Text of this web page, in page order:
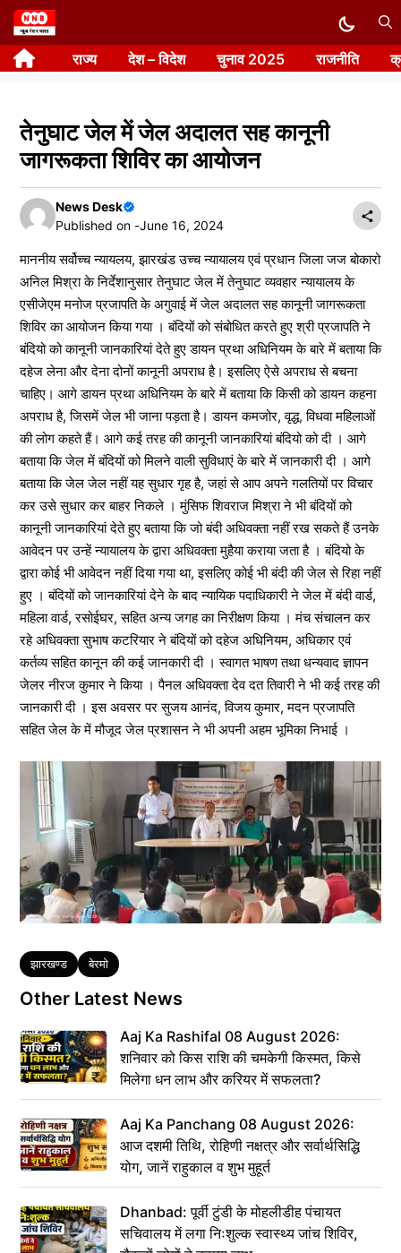
Skip
to
content राज्य देश – विदेश चुनाव 2025 राजनीति
तेनुघाट जेल में जेल अदालत सह कानूनी
जागरूकता शिविर का आयोजन
News Desk
Published on -June 16, 2024
माननीय सर्वोच्च न्यायलय, झारखंड उच्च न्यायालय एवं प्रधान जिला जज बोकारो
अनिल मिश्रा के निर्देशानुसार तेनुघाट जेल में तेनुघाट व्यवहार न्यायालय के
एसीजेएम मनोज प्रजापति के अगुवाई में जेल अदालत सह कानूनी जागरूकता
शिविर का आयोजन किया गया । बंदियों को संबोधित करते हुए श्री प्रजापति ने
बंदियो को कानूनी जानकारियां देते हुए डायन प्रथा अधिनियम के बारे में बताया कि
दहेज लेना और देना दोनों कानूनी अपराध है। इसलिए ऐसे अपराध से बचना
चाहिए। आगे डायन प्रथा अधिनियम के बारे में बताया कि किसी को डायन कहना
अपराध है, जिसमें जेल भी जाना पड़ता है। डायन कमजोर, वृद्ध, विधवा महिलाओं
की लोग कहते हैं। आगे कई तरह की कानूनी जानकारियां बंदियो को दी । आगे
बताया कि जेल में बंदियों को मिलने वाली सुविधाएं के बारे में जानकारी दी । आगे
बताया कि जेल जेल नहीं यह सुधार गृह है, जहां से आप अपने गलतियों पर विचार
कर उसे सुधार कर बाहर निकले । मुंसिफ शिवराज मिश्रा ने भी बंदियों को
कानूनी जानकारियां देते हुए बताया कि जो बंदी अधिवक्ता नहीं रख सकते हैं उनके
आवेदन पर उन्हें न्यायालय के द्वारा अधिवक्ता मुहैया कराया जता है । बंदियो के
द्वारा कोई भी आवेदन नहीं दिया गया था, इसलिए कोई भी बंदी की जेल से रिहा नहीं
हुए । बंदियों को जानकारियां देने के बाद न्यायिक पदाधिकारी ने जेल में बंदी वार्ड,
महिला वार्ड, रसोईघर, सहित अन्य जगह का निरीक्षण किया । मंच संचालन कर
रहे अधिवक्ता सुभाष कटरियार ने बंदियों को दहेज अधिनियम, अधिकार एवं
कर्तव्य सहित कानून की कई जानकारी दी । स्वागत भाषण तथा धन्यवाद ज्ञापन
जेलर नीरज कुमार ने किया । पैनल अधिवक्ता देव दत तिवारी ने भी कई तरह की
जानकारी दी । इस अवसर पर सुजय आनंद, विजय कुमार, मदन प्रजापति
सहित जेल के में मौजूद जेल प्रशासन ने भी अपनी अहम भूमिका निभाई ।
Tags
झारखण्ड बेरमो
Other Latest News
Aaj Ka Rashifal 08 August 2026:
शनिवार को किस राशि की चमकेगी किस्मत, किसे
मिलेगा धन लाभ और करियर में सफलता?
Aaj Ka Panchang 08 August 2026:
आज दशमी तिथि, रोहिणी नक्षत्र और सर्वार्थसिद्धि
योग, जानें राहुकाल व शुभ मुहूर्त
Dhanbad: पूर्वी टुंडी के मोहलीडीह पंचायत
सचिवालय में लगा निःशुल्क स्वास्थ्य जांच शिविर,